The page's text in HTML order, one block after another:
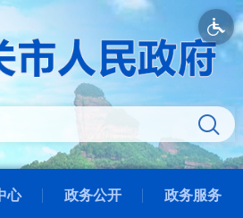
心 政务公开 政务服务